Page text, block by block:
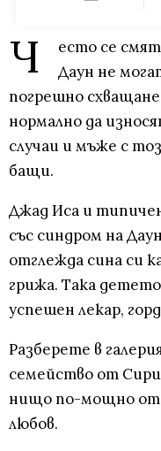
Ч
есто се
Даун не
погрешно
нормално да
случаи и мъже с
бащи.
Джад Иса и
със синдром на
отглежда сина си
грижа. Така
успешен лекар,
Разберете в
семейство от
нищо по-мощно от
любов.